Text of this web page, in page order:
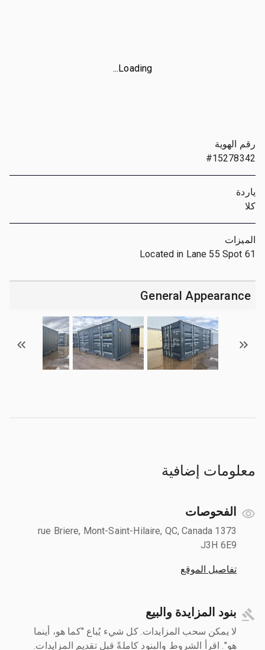
Loading...
رقم الهوية
#15278342
ياردة
كلا
الميزات
Located in Lane 55 Spot 61
General Appearance
معلومات إضافية
الفحوصات
1373 rue Briere, Mont-Saint-Hilaire, QC, Canada
J3H 6E9
تفاصيل الموقع
بنود المزايدة والبيع
لا يمكن سحب المزايدات. كل شيء يُباع "كما هو، أينما
هو". اقرأ الشروط والبنود كاملةً قبل تقديم المزايدات.